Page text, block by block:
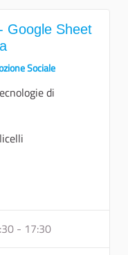
Google Sheet
Sociale
di
- 17:30